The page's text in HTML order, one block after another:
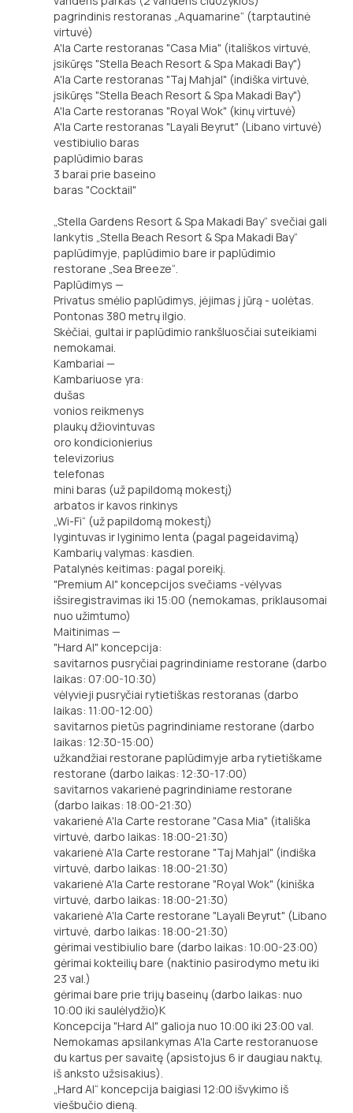
pagrindinis restoranas „Aquamarine“ (tarptautinė
virtuvė)
A'la Carte restoranas "Casa Mia" (itališkos virtuvė,
įsikūręs "Stella Beach Resort & Spa Makadi Bay")
A'la Carte restoranas "Taj Mahjal" (indiška virtuvė,
įsikūręs "Stella Beach Resort & Spa Makadi Bay")
A'la Carte restoranas "Royal Wok" (kinų virtuvė)
A'la Carte restoranas "Layali Beyrut" (Libano virtuvė)
vestibiulio baras
paplūdimio baras
3 barai prie baseino
baras "Cocktail"
„Stella Gardens Resort & Spa Makadi Bay“ svečiai gali
lankytis „Stella Beach Resort & Spa Makadi Bay“
paplūdimyje, paplūdimio bare ir paplūdimio
restorane „Sea Breeze“.
Paplūdimys —
Privatus smėlio paplūdimys, įėjimas į jūrą - uolėtas.
Pontonas 380 metrų ilgio.
Skėčiai, gultai ir paplūdimio rankšluosčiai suteikiami
nemokamai.
Kambariai —
Kambariuose yra:
dušas
vonios reikmenys
plaukų džiovintuvas
oro kondicionierius
televizorius
telefonas
mini baras (už papildomą mokestį)
arbatos ir kavos rinkinys
„Wi-Fi“ (už papildomą mokestį)
lygintuvas ir lyginimo lenta (pagal pageidavimą)
Kambarių valymas: kasdien.
Patalynės keitimas: pagal poreikį.
"Premium Al" koncepcijos svečiams -vėlyvas
išsiregistravimas iki 15:00 (nemokamas, priklausomai
nuo užimtumo)
Maitinimas —
"Hard Al" koncepcija:
savitarnos pusryčiai pagrindiniame restorane (darbo
laikas: 07:00-10:30)
vėlyvieji pusryčiai rytietiškas restoranas (darbo
laikas: 11:00-12:00)
savitarnos pietūs pagrindiniame restorane (darbo
laikas: 12:30-15:00)
užkandžiai restorane paplūdimyje arba rytietiškame
restorane (darbo laikas: 12:30-17:00)
savitarnos vakarienė pagrindiniame restorane
(darbo laikas: 18:00-21:30)
vakarienė A'la Carte restorane "Casa Mia" (itališka
virtuvė, darbo laikas: 18:00-21:30)
vakarienė A'la Carte restorane "Taj Mahjal" (indiška
virtuvė, darbo laikas: 18:00-21:30)
vakarienė A'la Carte restorane "Royal Wok" (kiniška
virtuvė, darbo laikas: 18:00-21:30)
vakarienė A'la Carte restorane "Layali Beyrut" (Libano
virtuvė, darbo laikas: 18:00-21:30)
gėrimai vestibiulio bare (darbo laikas: 10:00-23:00)
gėrimai kokteilių bare (naktinio pasirodymo metu iki
23 val.)
gėrimai bare prie trijų baseinų (darbo laikas: nuo
10:00 iki saulėlydžio)K
Koncepcija "Hard Al" galioja nuo 10:00 iki 23:00 val.
Nemokamas apsilankymas A'la Carte restoranuose
du kartus per savaitę (apsistojus 6 ir daugiau naktų,
iš anksto užsisakius).
„Hard Al“ koncepcija baigiasi 12:00 išvykimo iš
viešbučio dieną.